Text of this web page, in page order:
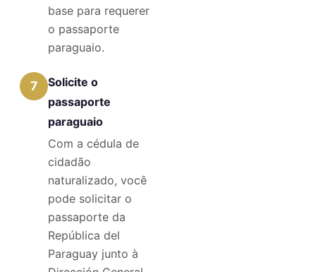
base para requerer
o passaporte
paraguaio.
7
Solicite o
passaporte
paraguaio
Com a cédula de
cidadão
naturalizado, você
pode solicitar o
passaporte da
República del
Paraguay junto à